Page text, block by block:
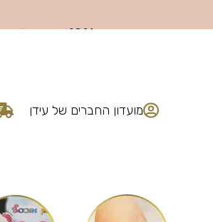
מועדון החברים של עידן